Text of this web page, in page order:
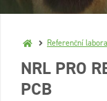
Referenční
NRL PRO
PCB